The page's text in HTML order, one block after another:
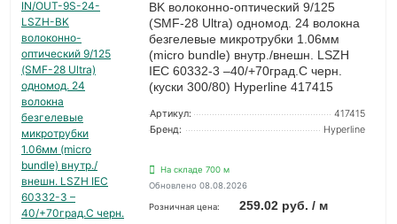
BK волоконно-оптический 9/125
(SMF-28 Ultra) одномод. 24 волокна
безгелевые микротрубки 1.06мм
(micro bundle) внутр./внешн. LSZH
IEC 60332-3 –40/+70град.C черн.
(куски 300/80) Hyperline 417415
Артикул:
417415
Бренд:
Hyperline
На складе 700 м
Обновлено 08.08.2026
Розничная цена: 259.02 руб. / м